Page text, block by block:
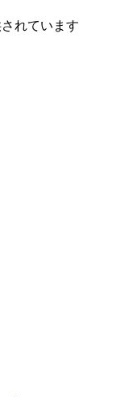
れています